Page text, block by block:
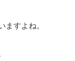
ますよね。